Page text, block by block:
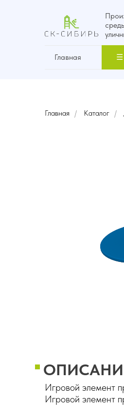
Главная ☰
Главная / Каталог /
Игровой элемент
Игровой элемент